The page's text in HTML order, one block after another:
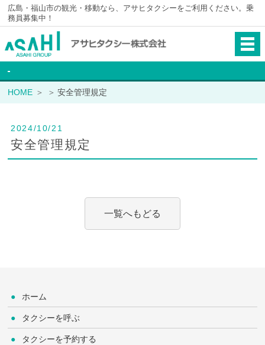
広島・福山市の観光・移動なら、アサヒタクシーをご利用ください。乗
務員募集中！
HOME 安全管理規定
2024/10/21
安全管理規定
一覧へもどる
ホーム
タクシーを呼ぶ
タクシーを予約する